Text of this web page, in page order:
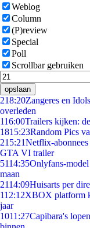
Weblog
Column
(P)review
Special
Poll
Scrollbar gebruiken
opslaan
218:20Zangeres en
overleden
116:00Trailers kijken:
1815:23Random Pics
215:21Netflix-
GTA VI trailer
5114:35Onlyfans-
maan
2114:09Huisarts per
112:12XBOX platform
jaar
1011:27Capibara's